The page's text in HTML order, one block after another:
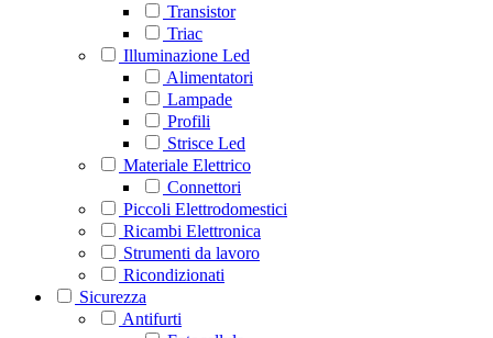
Transistor
Triac
Illuminazione Led
Alimentatori
Lampade
Profili
Strisce Led
Materiale Elettrico
Connettori
Piccoli Elettrodomestici
Ricambi Elettronica
Strumenti da lavoro
Ricondizionati
Sicurezza
Antifurti